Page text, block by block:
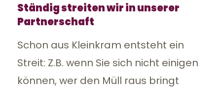
Ständig streiten wir in unserer
Partnerschaft
Schon aus Kleinkram entsteht ein
Streit: Z.B. wenn Sie sich nicht einigen
können, wer den Müll raus bringt